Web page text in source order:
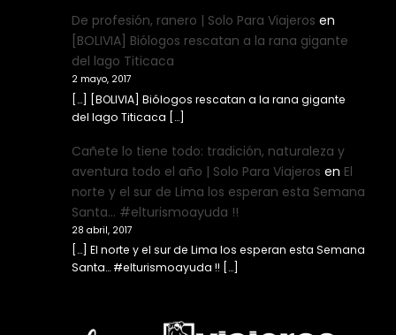
De profesión, ranero | Solo Para Viajeros en
[BOLIVIA] Biólogos rescatan a la rana gigante
del lago Titicaca
2 mayo, 2017
[…] [BOLIVIA] Biólogos rescatan a la rana gigante
del lago Titicaca […]
Cañete lo tiene todo: tradición, naturaleza y
aventura todo el año | Solo Para Viajeros en El
norte y el sur de Lima los esperan esta Semana
Santa… #elturismoayuda !!
28 abril, 2017
[…] El norte y el sur de Lima los esperan esta Semana
Santa… #elturismoayuda !! […]